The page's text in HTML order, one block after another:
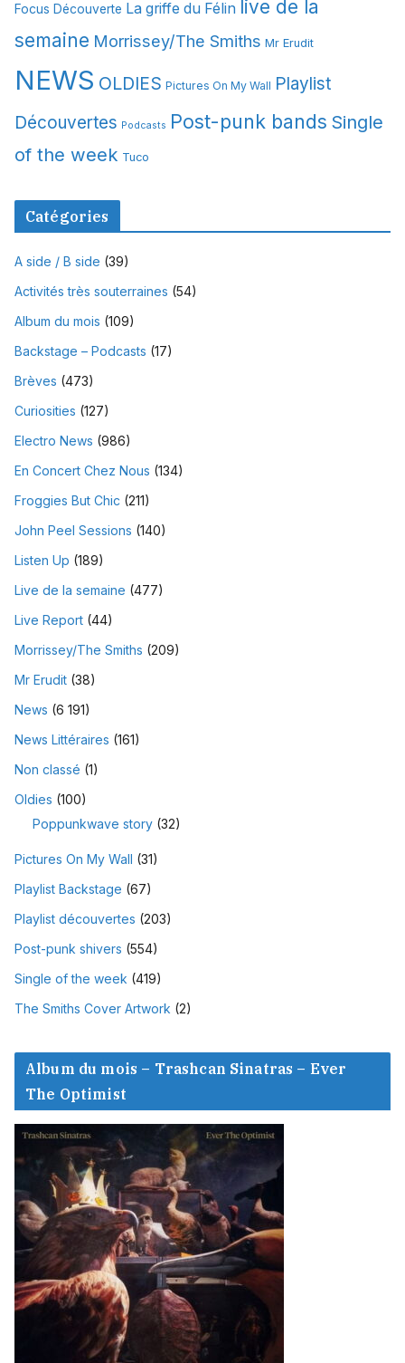
Focus Découverte La griffe du Félin live de la
semaine Morrissey/The Smiths Mr Erudit
NEWS OLDIES Pictures On My Wall Playlist
Découvertes Podcasts Post-punk bands Single
of the week Tuco
Catégories
A side / B side (39)
Activités très souterraines (54)
Album du mois (109)
Backstage – Podcasts (17)
Brèves (473)
Curiosities (127)
Electro News (986)
En Concert Chez Nous (134)
Froggies But Chic (211)
John Peel Sessions (140)
Listen Up (189)
Live de la semaine (477)
Live Report (44)
Morrissey/The Smiths (209)
Mr Erudit (38)
News (6 191)
News Littéraires (161)
Non classé (1)
Oldies (100)
Poppunkwave story (32)
Pictures On My Wall (31)
Playlist Backstage (67)
Playlist découvertes (203)
Post-punk shivers (554)
Single of the week (419)
The Smiths Cover Artwork (2)
Album du mois – Trashcan Sinatras – Ever
The Optimist